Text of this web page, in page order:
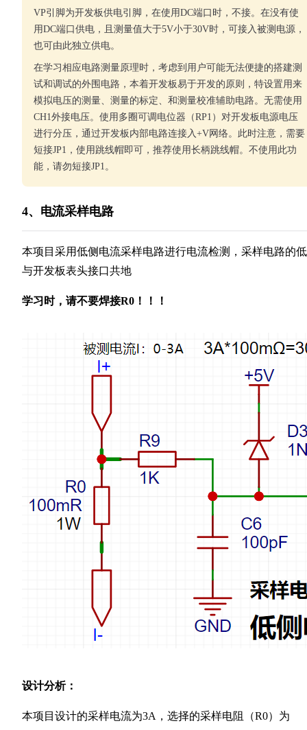
VP引脚为开发板供电引脚，在使用DC端口时，不接。在没有使
用DC端口供电，且测量值大于5V小于30V时，可接入被测电源，
也可由此独立供电。
在学习相应电路测量原理时，考虑到用户可能无法便捷的搭建测
试和调试的外围电路，本着开发板易于开发的原则，特设置用来
模拟电压的测量、测量的标定、和测量校准辅助电路。无需使用
CH1外接电压。使用多圈可调电位器（RP1）对开发板电源电压
进行分压，通过开发板内部电路连接入+V网络。此时注意，需要
短接JP1，使用跳线帽即可，推荐使用长柄跳线帽。不使用此功
能，请勿短接JP1。
4、电流采样电路
本项目采用低侧电流采样电路进行电流检测，采样电路的
与开发板表头接口共地
学习时，请不要焊接R0！！！
设计分析：
本项目设计的采样电流为3A，选择的采样电阻（R0）为